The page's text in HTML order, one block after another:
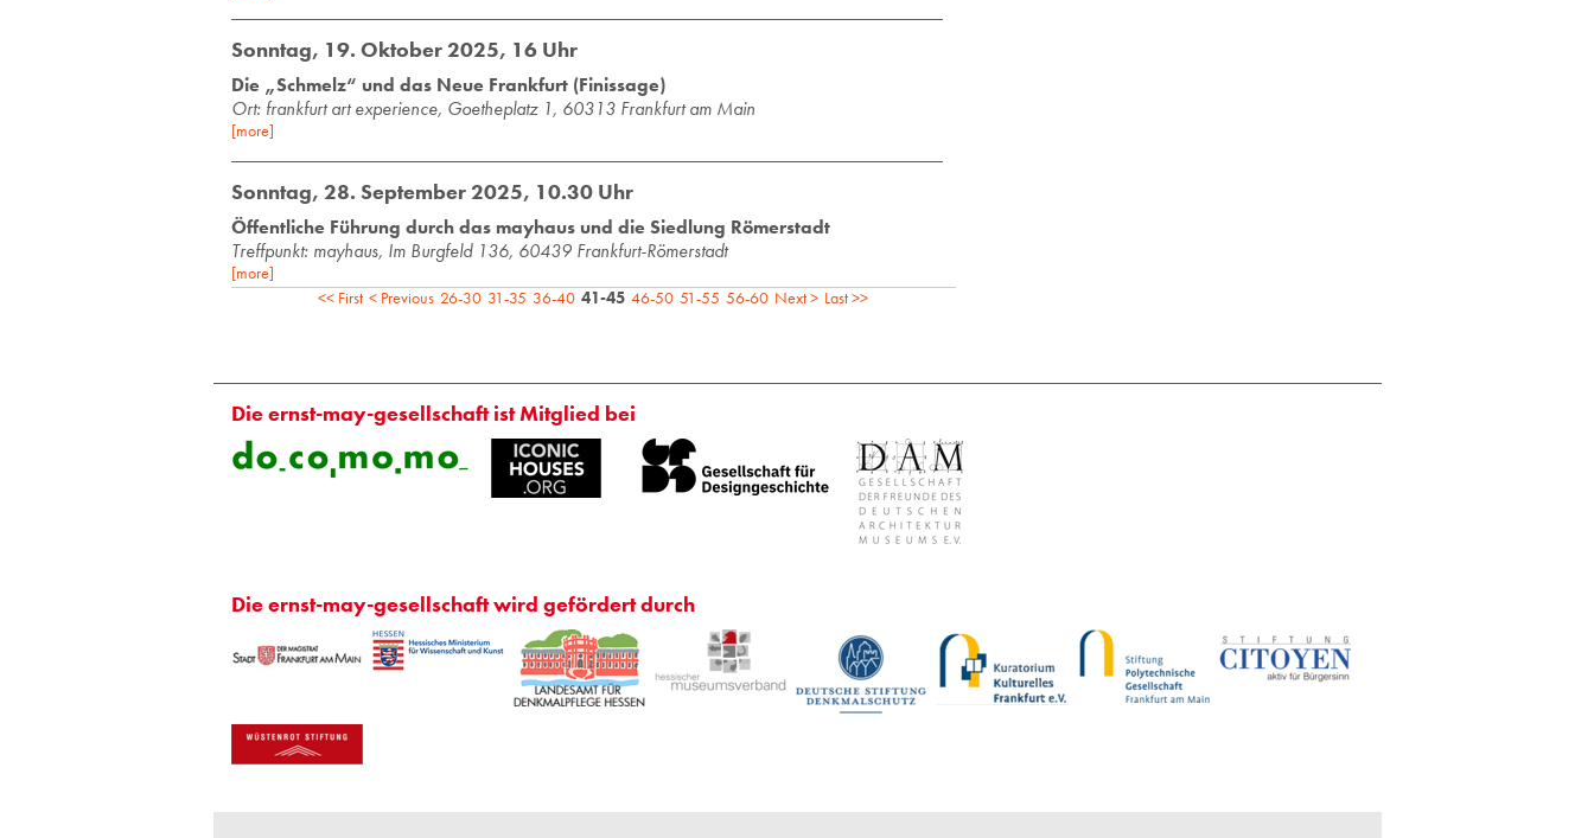
Sonntag, 19. Oktober 2025, 16 Uhr
Die „Schmelz“ und das Neue Frankfurt (Finissage)
Ort: frank­furt art ex­pe­ri­ence, Goe­the­platz 1, 60313 Frank­furt am Main
[more]
Sonntag, 28. September 2025, 10.30 Uhr
Öffentliche Führung durch das mayhaus und die Siedlung Römerstadt
Treff­punkt: may­haus, Im Burg­feld 136, 60439 Frank­furt-Rö­mer­stadt
[more]
<< First < Previous 26-30 31-35 36-40 41-45 46-50 51-55 56-60 Next > Last >>
Die ernst-may-gesellschaft ist Mitglied bei
Die ernst-may-gesellschaft wird gefördert durch